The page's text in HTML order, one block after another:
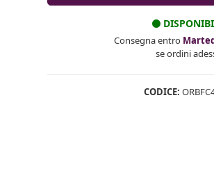
Consegna entro
se ordini
CODICE: